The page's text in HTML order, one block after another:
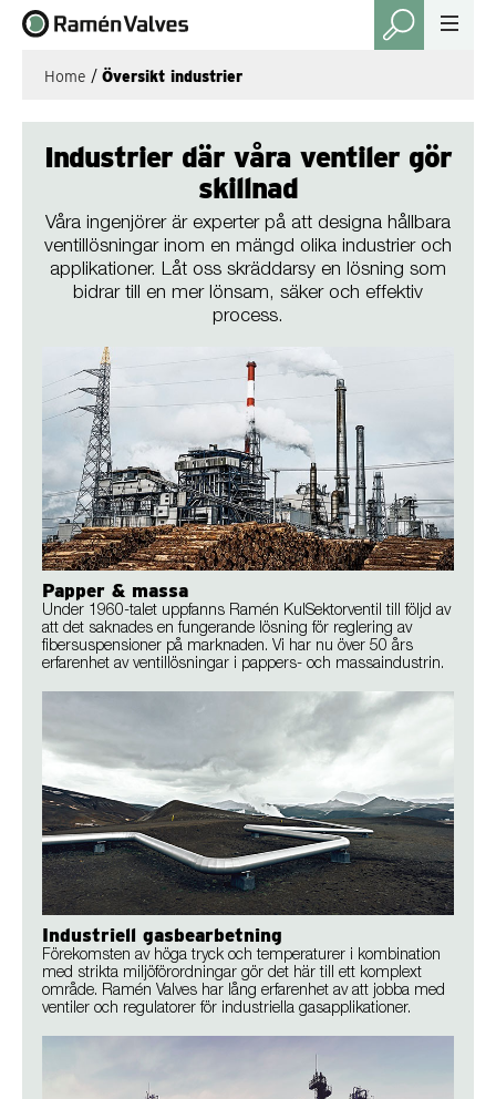
Home / Översikt industrier
Industrier där våra ventiler gör
skillnad
Våra ingenjörer är experter på att designa hållbara
ventillösningar inom en mängd olika industrier och
applikationer. Låt oss skräddarsy en lösning som
bidrar till en mer lönsam, säker och effektiv
process.
Papper & massa
Under 1960-talet uppfanns Ramén KulSektorventil till följd av
att det saknades en fungerande lösning för reglering av
fibersuspensioner på marknaden. Vi har nu över 50 års
erfarenhet av ventillösningar i pappers- och massaindustrin.
Industriell gasbearbetning
Förekomsten av höga tryck och temperaturer i kombination
med strikta miljöförordningar gör det här till ett komplext
område. Ramén Valves har lång erfarenhet av att jobba med
ventiler och regulatorer för industriella gasapplikationer.